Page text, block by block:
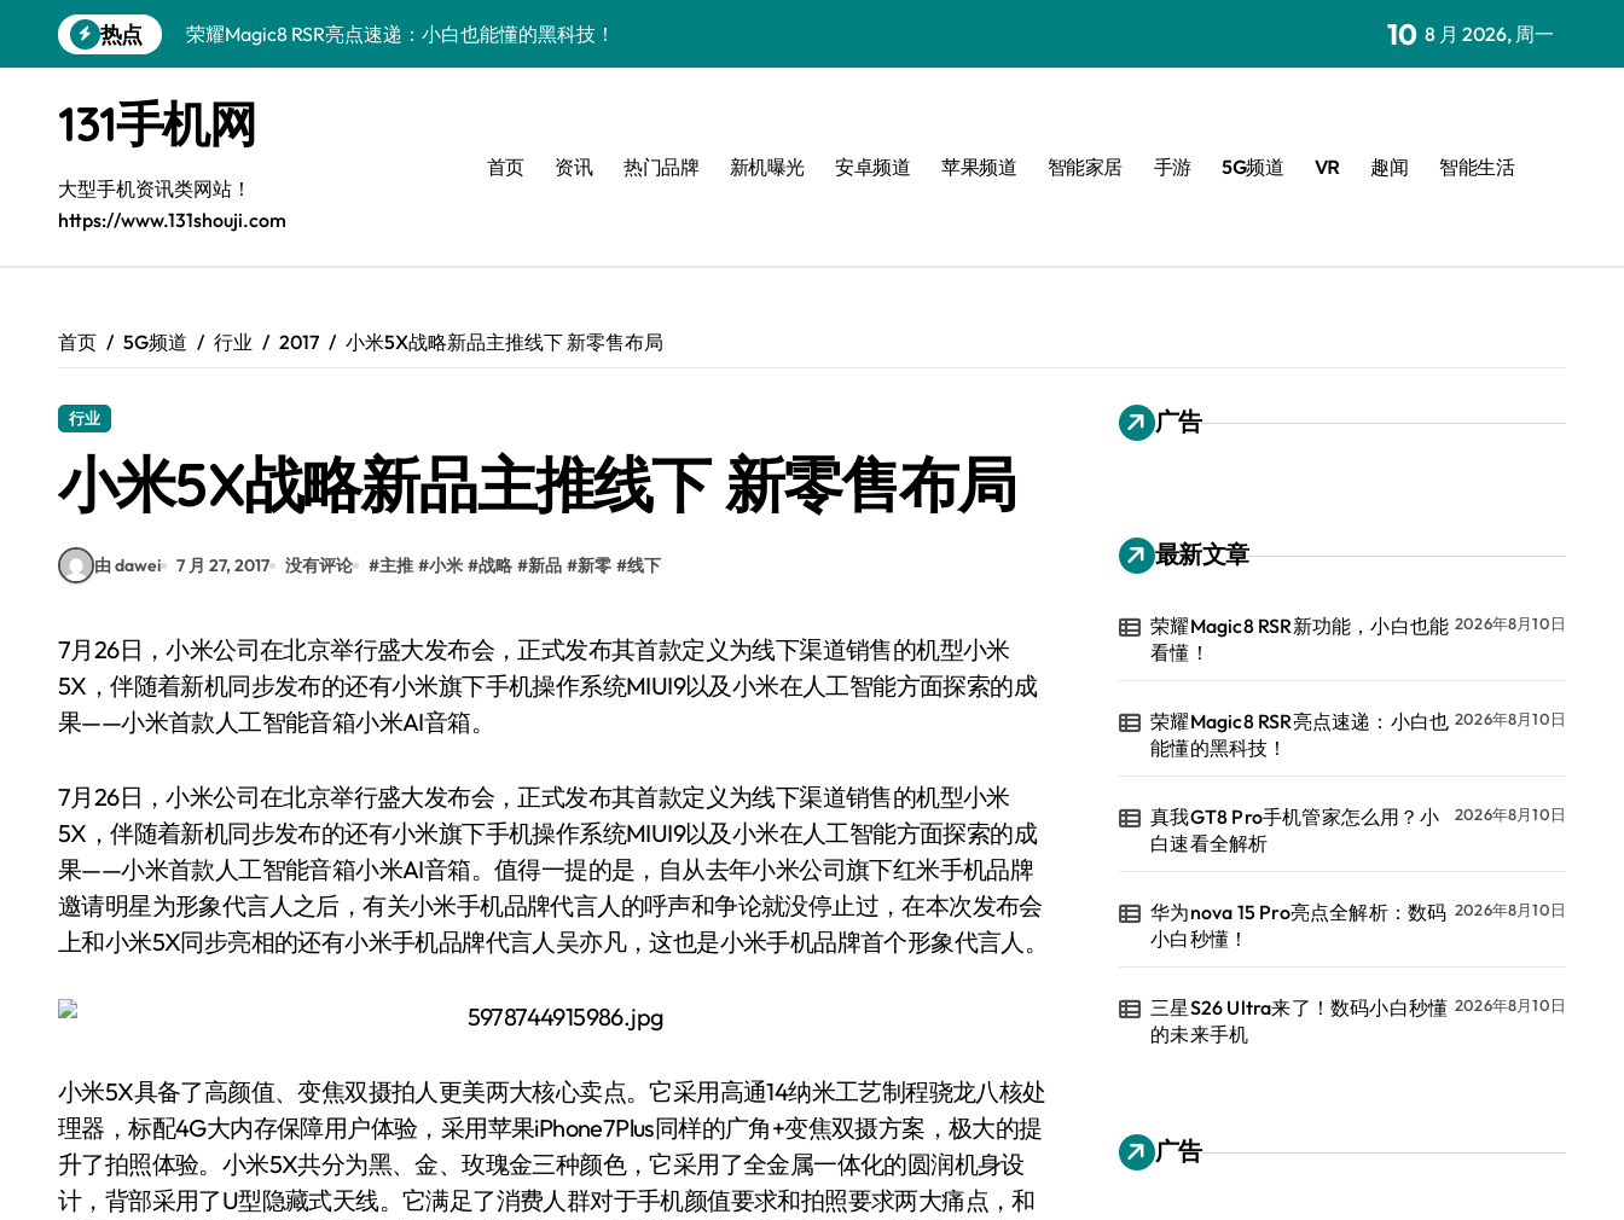
到
热点
荣耀Magic8 RSR亮点速递：小白也能懂的黑科技！
华为nova 15 Pro亮点全解析：数码小白秒懂！
三星S26 Ultra来了！数码小白秒懂的未来手机
小米17 Ultra徕卡版来了！影像旗舰全面升级
荣耀Magic8 RSR新机亮点和市场动态
小米17 Pro Max：小白也能轻松玩转的旗舰神机！
荣耀Magic8 RSR新功能，小白也能看懂！
10 8 月 2026, 周一
131手机网
大型手机资讯类网站！
https://www.131shouji.com
首页 资讯 热门品牌 新机曝光 安卓频道 苹果频道 智能家居 手游 5G频道 VR 趣闻 智能生活
首页 5G频道 行业 2017 小米5X战略新品主推线下 新零售布局
行业
小米5X战略新品主推线下 新零售布局
由 dawei 7 月 27, 2017 没有评论 #主推 #小米 #战略 #新品 #新零 #线下
7月26日，小米公司在北京举行盛大发布会，正式发布其首款定义为线下渠道销售的机型小米
5X，伴随着新机同步发布的还有小米旗下手机操作系统MIUI9以及小米在人工智能方面探索的成
果——小米首款人工智能音箱小米AI音箱。
7月26日，小米公司在北京举行盛大发布会，正式发布其首款定义为线下渠道销售的机型小米
5X，伴随着新机同步发布的还有小米旗下手机操作系统MIUI9以及小米在人工智能方面探索的成
果——小米首款人工智能音箱小米AI音箱。值得一提的是，自从去年小米公司旗下红米手机品牌
邀请明星为形象代言人之后，有关小米手机品牌代言人的呼声和争论就没停止过，在本次发布会
上和小米5X同步亮相的还有小米手机品牌代言人吴亦凡，这也是小米手机品牌首个形象代言人。
小米5X具备了高颜值、变焦双摄拍人更美两大核心卖点。它采用高通14纳米工艺制程骁龙八核处
理器，标配4G大内存保障用户体验，采用苹果iPhone7Plus同样的广角+变焦双摄方案，极大的提
升了拍照体验。小米5X共分为黑、金、玫瑰金三种颜色，它采用了全金属一体化的圆润机身设
计，背部采用了U型隐藏式天线。它满足了消费人群对于手机颜值要求和拍照要求两大痛点，和
广告
最新文章
荣耀Magic8 RSR新功能，小白也能
看懂！
2026年8月10日
荣耀Magic8 RSR亮点速递：小白也
能懂的黑科技！
2026年8月10日
真我GT8 Pro手机管家怎么用？小
白速看全解析
2026年8月10日
华为nova 15 Pro亮点全解析：数码
小白秒懂！
2026年8月10日
三星S26 Ultra来了！数码小白秒懂
的未来手机
2026年8月10日
广告